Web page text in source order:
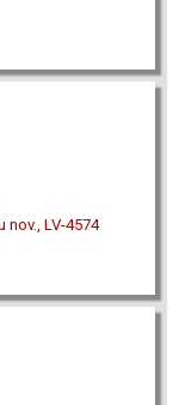
nov., LV-4574